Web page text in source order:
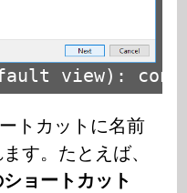
view):
トカットに名前
す。たとえば、
ョートカット